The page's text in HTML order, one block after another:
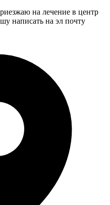
на лечение в центр
написать на эл почту